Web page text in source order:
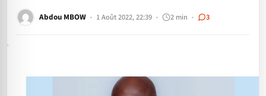
Abdou MBOW 1 Août 2022, 22:39 2 min 3